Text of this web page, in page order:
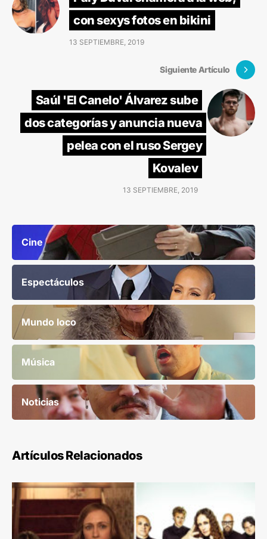
con sexys fotos en bikini
13 SEPTIEMBRE, 2019
Siguiente Artículo
Saúl 'El Canelo' Álvarez sube
dos categorías y anuncia nueva
pelea con el ruso Sergey
Kovalev
13 SEPTIEMBRE, 2019
Cine
Espectáculos
Mundo loco
Música
Noticias
Artículos Relacionados